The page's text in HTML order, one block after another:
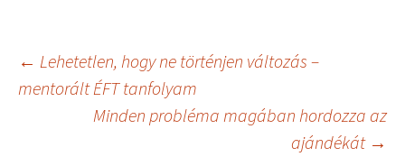
t
e
r
)
o
k
Bejegyzés
navigáció
← Lehetetlen, hogy ne történjen változás –
mentorált ÉFT tanfolyam
Minden probléma magában hordozza az
ajándékát →